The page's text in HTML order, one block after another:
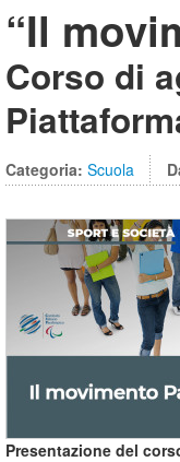
“Il
Corso di
Categoria: Scuola
Presentazione del